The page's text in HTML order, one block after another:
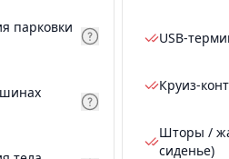
парковки
USB-
Круиз-
Шторы /
сиденье)